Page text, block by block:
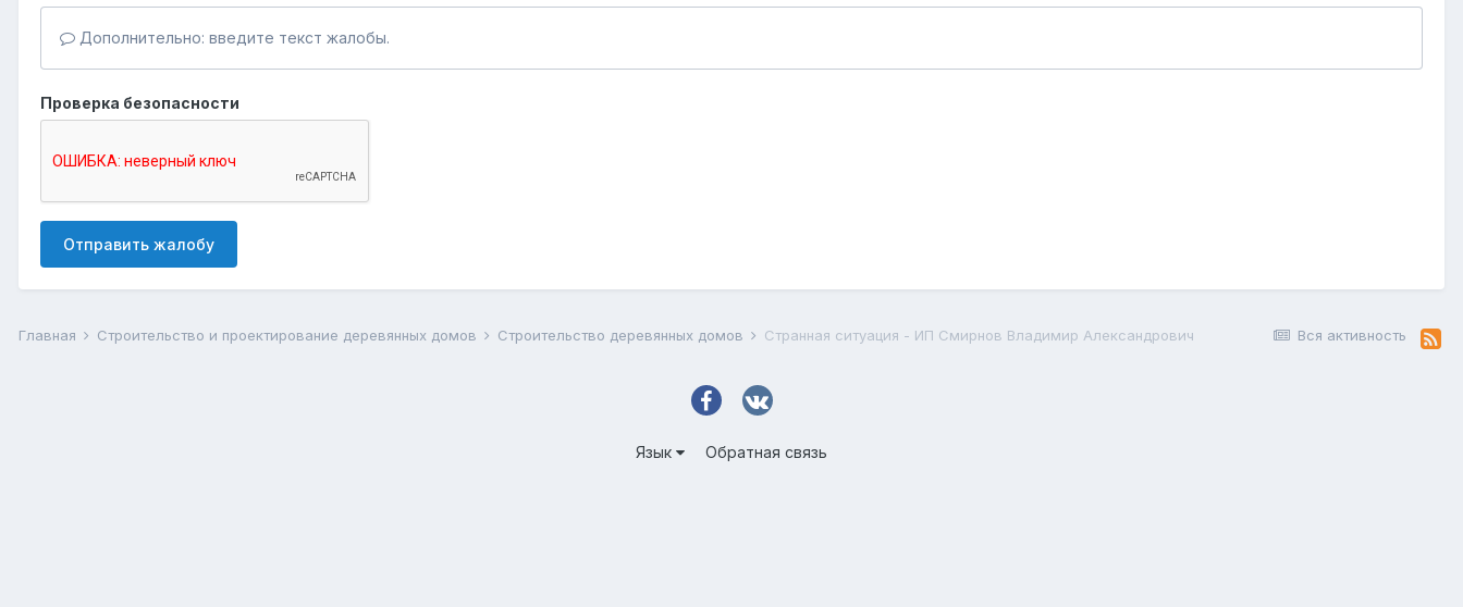
Дополнительно: введите текст жалобы.
Проверка безопасности
Отправить жалобу
Вся активность
Главная Строительство и проектирование деревянных домов Строительство деревянных домов Странная ситуация - ИП Смирнов Владимир Александрович
Язык Обратная связь